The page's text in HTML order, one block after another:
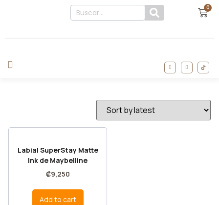
0
Labial SuperStay Matte
Ink de Maybelline
₡9,250
Add to cart